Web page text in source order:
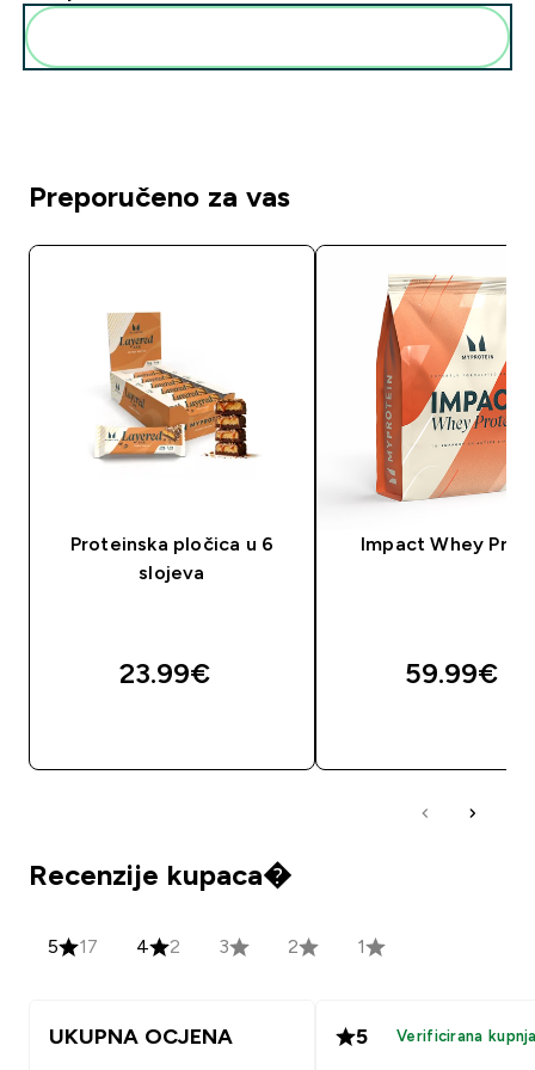
Preporučeno za vas
Proteinska pločica u 6
slojeva
23.99€‎
Impact Whey
59.99€‎
Recenzije kupaca�
5 17 4 2 3 2 1
UKUPNA OCJENA 5 Verificirana